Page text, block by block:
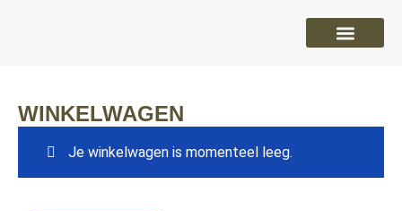
WINKELWAGEN
Je winkelwagen is momenteel leeg.